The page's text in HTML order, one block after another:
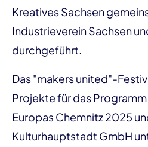
Kreatives Sachsen
Industrieverein Sachsen
durchgeführt.
Das "makers united"-
Projekte für das
Europas Chemnitz 2025
Kulturhauptstadt GmbH